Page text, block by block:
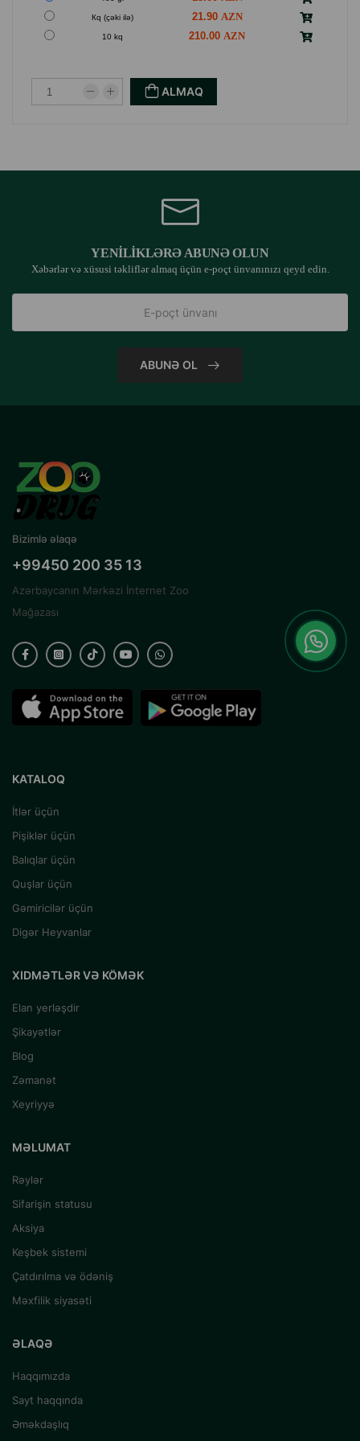
Кq (çəki ilə) 21.90
10 kq 210.00
ALMAQ
YENILIKLƏRƏ ABUNƏ OLUN
Xəbərlər və xüsusi təkliflər almaq üçün e-poçt ünvanınızı qeyd edin.
ABUNƏ OL
Bizimlə əlaqə
+99450 200 35 13
Azərbaycanın Mərkəzi İnternet Zoo
Mağazası
KATALOQ
İtlər üçün
Pişiklər üçün
Balıqlar üçün
Quşlar üçün
Gəmiricilər üçün
Digər Heyvanlar
XIDMƏTLƏR VƏ KÖMƏK
Elan yerləşdir
Şikayətlər
Blog
Zəmanət
Xeyriyyə
MƏLUMAT
Rəylər
Sifarişin statusu
Aksiya
Keşbek sistemi
Çatdırılma və ödəniş
Məxfilik siyasəti
ƏLAQƏ
Haqqımızda
Sayt haqqında
Əməkdaşlıq